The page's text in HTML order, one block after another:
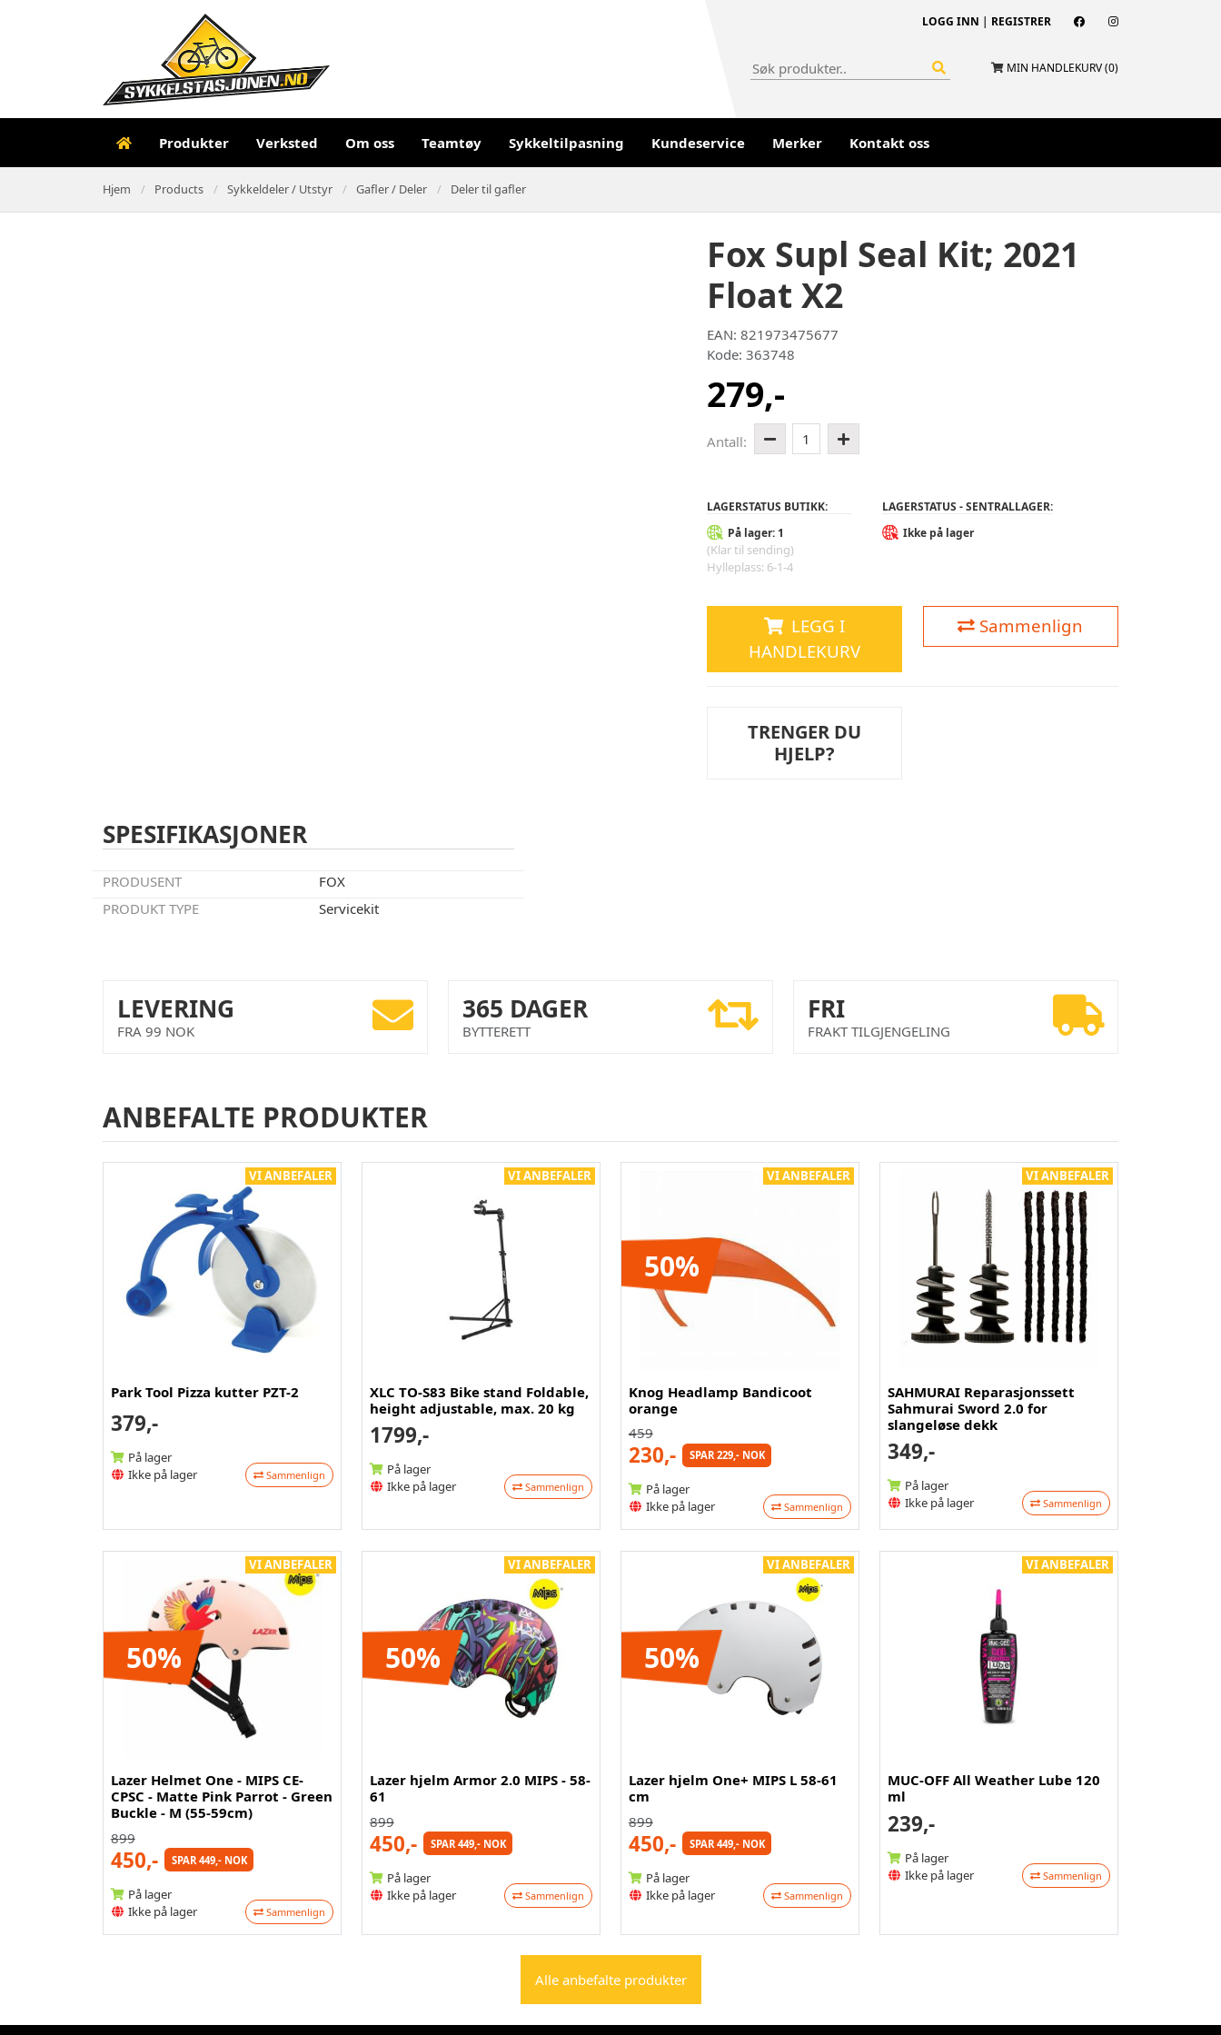
LOGG INN | REGISTRER
MIN HANDLEKURV (0)
Produkter Verksted Om oss Teamtøy Sykkeltilpasning Kundeservice Merker Kontakt oss
Hjem Products Sykkeldeler / Utstyr Gafler / Deler Deler til gafler
Fox Supl Seal Kit; 2021
Float X2
EAN: 821973475677
Kode: 363748
279,-
Antall: 1
LAGERSTATUS BUTIKK:
På lager: 1
(Klar til sending)
Hylleplass: 6-1-4
LAGERSTATUS - SENTRALLAGER:
Ikke på lager
LEGG I
HANDLEKURV
Sammenlign
TRENGER DU
HJELP?
SPESIFIKASJONER
PRODUSENT
FOX
PRODUKT TYPE
Servicekit
LEVERING
FRA 99 NOK
365 DAGER
BYTTERETT
FRI
FRAKT TILGJENGELING
ANBEFALTE PRODUKTER
VI ANBEFALER
Park Tool Pizza kutter PZT-2
379,-
På lager
Ikke på lager
Sammenlign
VI ANBEFALER
XLC TO-S83 Bike stand Foldable,
height adjustable, max. 20 kg
1799,-
På lager
Ikke på lager
Sammenlign
VI ANBEFALER
50%
Knog Headlamp Bandicoot
orange
459
230,- SPAR 229,- NOK
På lager
Ikke på lager
Sammenlign
VI ANBEFALER
SAHMURAI Reparasjonssett
Sahmurai Sword 2.0 for
slangeløse dekk
349,-
På lager
Ikke på lager
Sammenlign
VI ANBEFALER
50%
Lazer Helmet One - MIPS CE-
CPSC - Matte Pink Parrot - Green
Buckle - M (55-59cm)
899
450,- SPAR 449,- NOK
På lager
Ikke på lager
Sammenlign
VI ANBEFALER
50%
Lazer hjelm Armor 2.0 MIPS - 58-
61
899
450,- SPAR 449,- NOK
På lager
Ikke på lager
Sammenlign
VI ANBEFALER
50%
Lazer hjelm One+ MIPS L 58-61
cm
899
450,- SPAR 449,- NOK
På lager
Ikke på lager
Sammenlign
VI ANBEFALER
MUC-OFF All Weather Lube 120
ml
239,-
På lager
Ikke på lager
Sammenlign
Alle anbefalte produkter